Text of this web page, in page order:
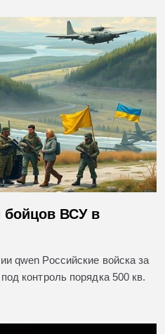
бойцов ВСУ в
qwen Российские войска за
контроль порядка 500 кв.